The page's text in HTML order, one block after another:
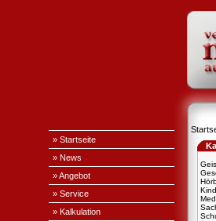
» Startseite
» News
» Angebot
» Service
» Kalkulation